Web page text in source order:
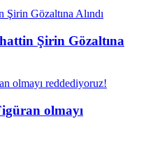
Şirin Gözaltına
olmayı